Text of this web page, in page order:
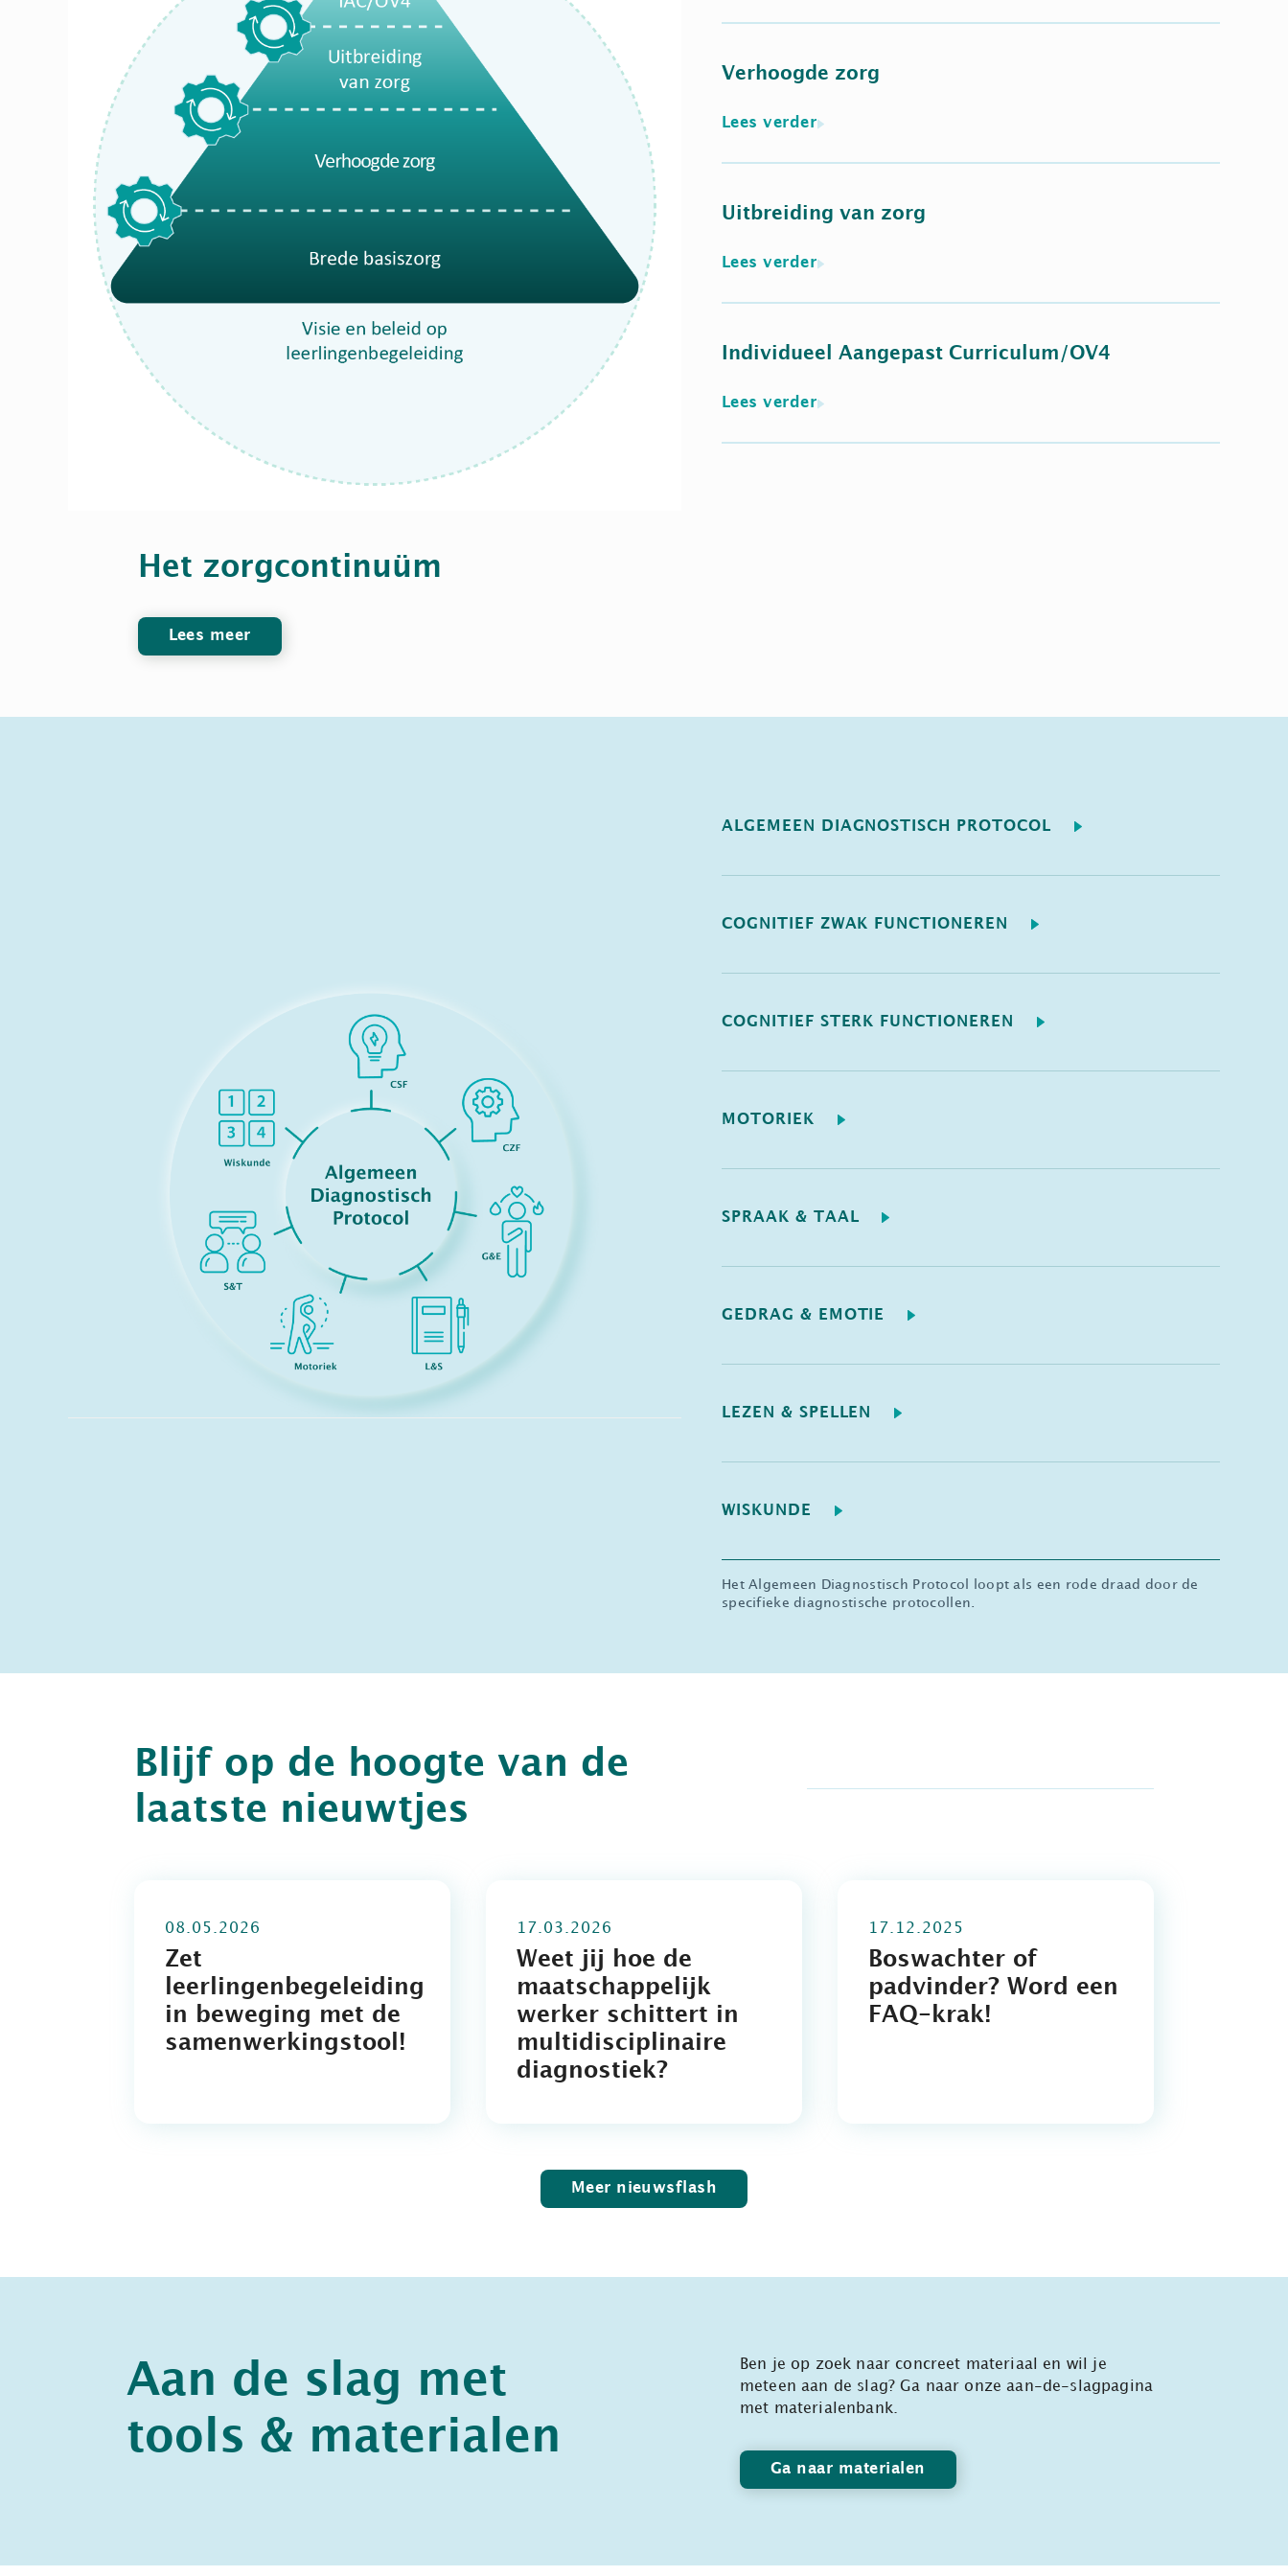
Het zorgcontinuüm
Lees meer
Verhoogde zorg
Lees verder
Uitbreiding van zorg
Lees verder
Individueel Aangepast Curriculum/OV4
Lees verder
ALGEMEEN DIAGNOSTISCH PROTOCOL
COGNITIEF ZWAK FUNCTIONEREN
COGNITIEF STERK FUNCTIONEREN
MOTORIEK
SPRAAK & TAAL
GEDRAG & EMOTIE
LEZEN & SPELLEN
WISKUNDE
Het Algemeen Diagnostisch Protocol loopt als een rode draad door de
specifieke diagnostische protocollen.
Blijf op de hoogte van de
laatste nieuwtjes
08.05.2026
Zet
leerlingenbegeleiding
in beweging met de
samenwerkingstool!
17.03.2026
Weet jij hoe de
maatschappelijk
werker schittert in
multidisciplinaire
diagnostiek?
17.12.2025
Boswachter of
padvinder? Word een
FAQ-krak!
Meer nieuwsflash
Aan de slag met
tools & materialen
Ben je op zoek naar concreet materiaal en wil je
meteen aan de slag? Ga naar onze aan-de-slagpagina
met materialenbank.
Ga naar materialen